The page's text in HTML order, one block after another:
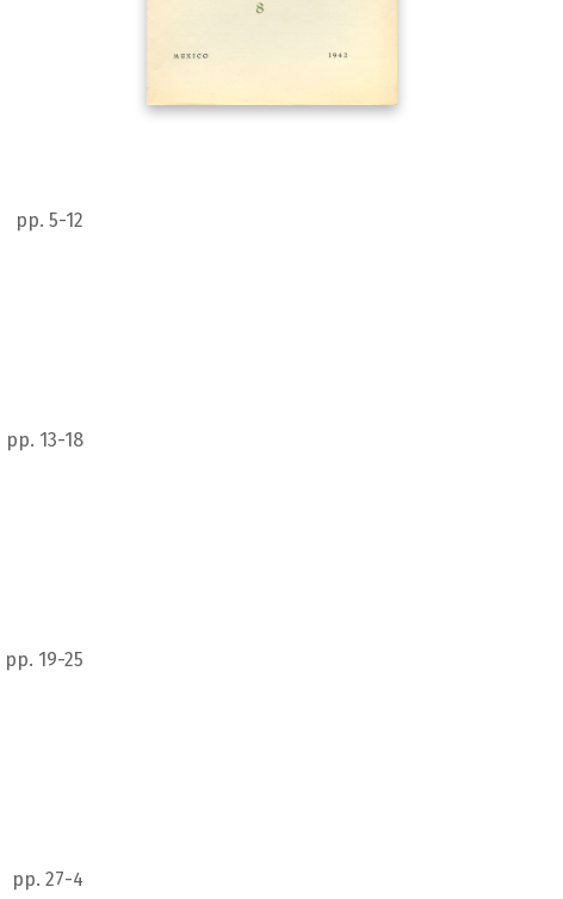
pp. 5-12
pp. 13-18
pp. 19-25
pp. 27-4